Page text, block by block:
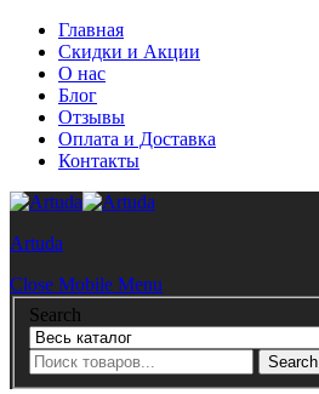
Главная
Скидки и Акции
О нас
Блог
Отзывы
Оплата и Доставка
Контакты
Artuda
Close Mobile Menu
Search
Search